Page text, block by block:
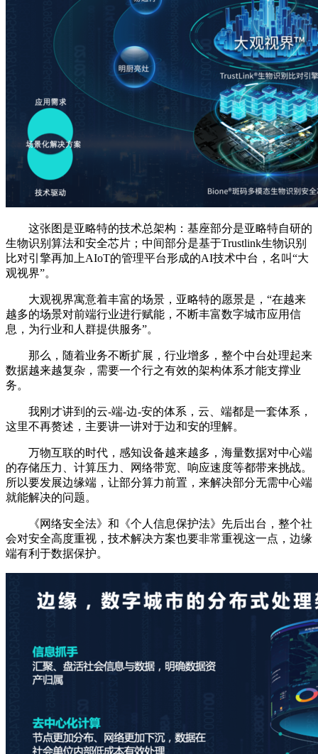
这张图是亚略特的技术总架构：基座部分是亚略特自研的
生物识别算法和安全芯片；中间部分是基于Trustlink生物识别
比对引擎再加上AIoT的管理平台形成的AI技术中台，名叫“大
观视界”。
大观视界寓意着丰富的场景，亚略特的愿景是，“在越来
越多的场景对前端行业进行赋能，不断丰富数字城市应用信
息，为行业和人群提供服务”。
那么，随着业务不断扩展，行业增多，整个中台处理起来
数据越来越复杂，需要一个行之有效的架构体系才能支撑业
务。
我刚才讲到的云-端-边-安的体系，云、端都是一套体系，
这里不再赘述，主要讲一讲对于边和安的理解。
万物互联的时代，感知设备越来越多，海量数据对中心端
的存储压力、计算压力、网络带宽、响应速度等都带来挑战。
所以要发展边缘端，让部分算力前置，来解决部分无需中心端
就能解决的问题。
《网络安全法》和《个人信息保护法》先后出台，整个社
会对安全高度重视，技术解决方案也要非常重视这一点，边缘
端有利于数据保护。